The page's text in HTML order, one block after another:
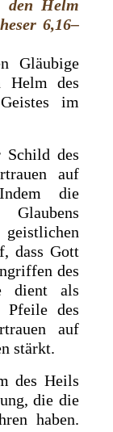
den Helm
6,16–
Gläubige
Helm des
im
Schild des
auf
die
dass Gott
des
dient als
Pfeile des
auf
stärkt.
des Heils
die die
haben.